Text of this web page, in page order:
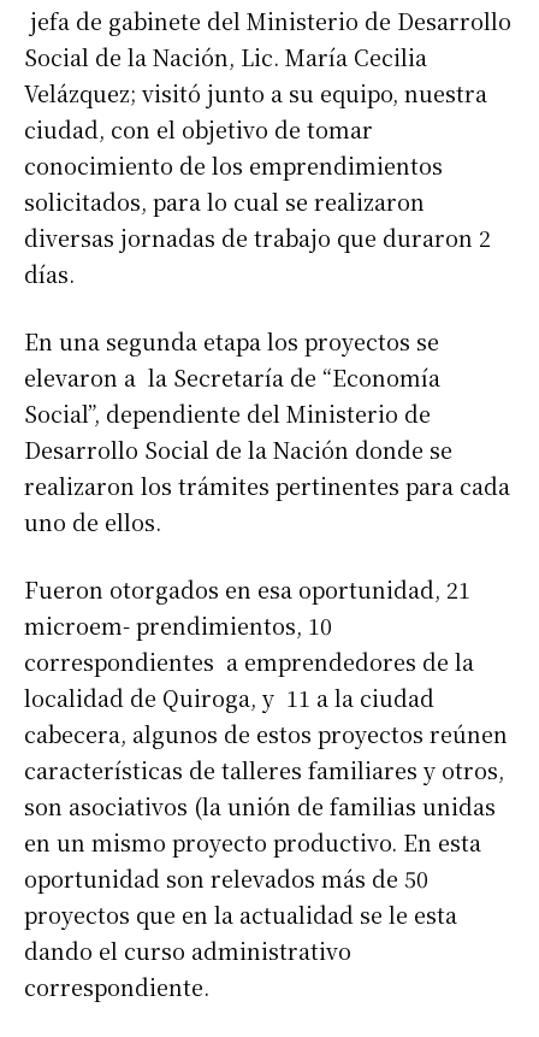
jefa de gabinete del Ministerio de Desarrollo
Social de la Nación, Lic. María Cecilia
Velázquez; visitó junto a su equipo, nuestra
ciudad, con el objetivo de tomar
conocimiento de los emprendimientos
solicitados, para lo cual se realizaron
diversas jornadas de trabajo que duraron 2
días.
En una segunda etapa los proyectos se
elevaron a la Secretaría de “Economía
Social”, dependiente del Ministerio de
Desarrollo Social de la Nación donde se
realizaron los trámites pertinentes para cada
uno de ellos.
Fueron otorgados en esa oportunidad, 21
microem- prendimientos, 10
correspondientes a emprendedores de la
localidad de Quiroga, y 11 a la ciudad
cabecera, algunos de estos proyectos reúnen
características de talleres familiares y otros,
son asociativos (la unión de familias unidas
en un mismo proyecto productivo. En esta
oportunidad son relevados más de 50
proyectos que en la actualidad se le esta
dando el curso administrativo
correspondiente.